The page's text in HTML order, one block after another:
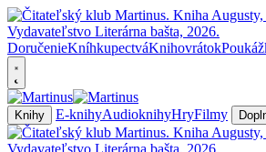
DoručenieKníhkupectváKnihovrátok
Knihy E-knihyAudioknihyHryFilmy